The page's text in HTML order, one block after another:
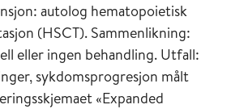
autolog hematopoietisk
(HSCT). Sammenlikning:
eller ingen behandling. Utfall:
sykdomsprogresjon målt
«Expanded